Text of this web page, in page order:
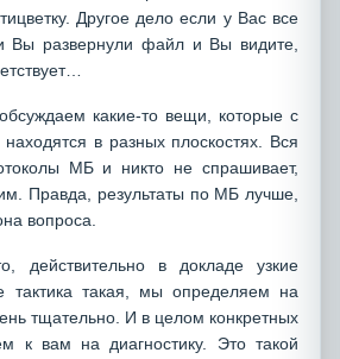
Другое дело если у Вас все
Вы развернули файл и Вы видите,
какие-то вещи, которые с
в разных плоскостях. Вся
МБ и никто не спрашивает,
Правда, результаты по МБ лучше,
вопроса.
действительно в докладе узкие
тактика такая, мы определяем на
тщательно. И в целом конкретных
к вам на диагностику. Это такой